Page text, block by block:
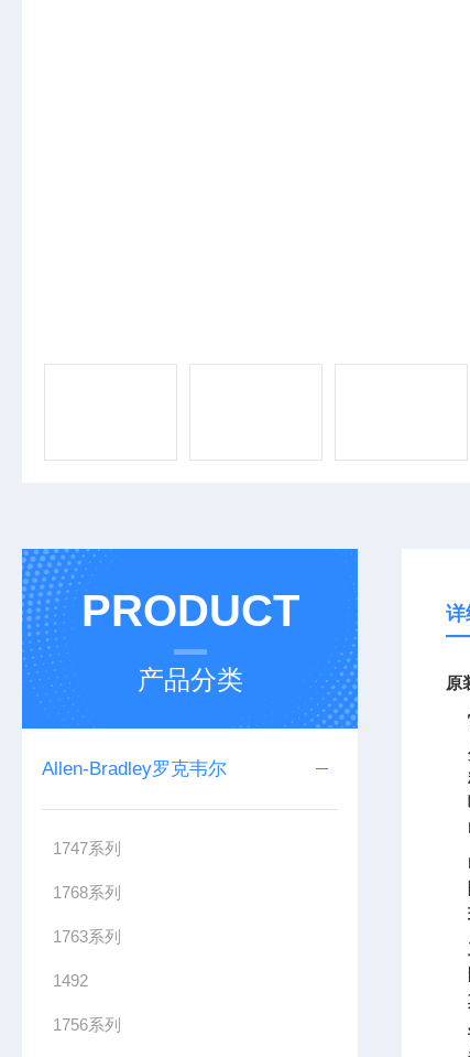
PRODUCT
产品分类
Allen-Bradley罗克韦尔
1747系列
1768系列
1763系列
1492
1756系列
详
原